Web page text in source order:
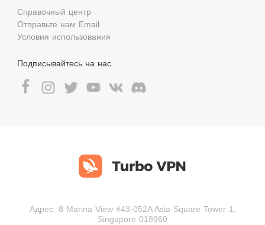
Справочный центр
Отправьте нам Email
Условия использования
Подписывайтесь на нас
Адрес: 8 Marina View #43-052A Asia Square Tower 1,
Singapore 018960